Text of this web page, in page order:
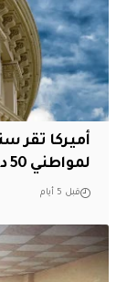
لمواطني 50 دولة
قبل 5 أيام